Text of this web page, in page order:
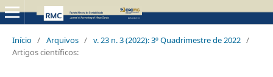
Início / Arquivos / v. 23 n. 3 (2022): 3º Quadrimestre de 2022 /
Artigos científicos: